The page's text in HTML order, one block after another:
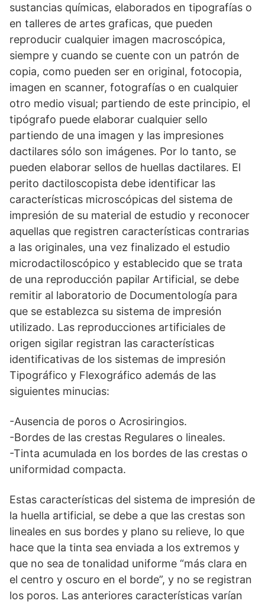
sustancias químicas, elaborados en tipografías o
en talleres de artes graficas, que pueden
reproducir cualquier imagen macroscópica,
siempre y cuando se cuente con un patrón de
copia, como pueden ser en original, fotocopia,
imagen en scanner, fotografías o en cualquier
otro medio visual; partiendo de este principio, el
tipógrafo puede elaborar cualquier sello
partiendo de una imagen y las impresiones
dactilares sólo son imágenes. Por lo tanto, se
pueden elaborar sellos de huellas dactilares. El
perito dactiloscopista debe identificar las
características microscópicas del sistema de
impresión de su material de estudio y reconocer
aquellas que registren características contrarias
a las originales, una vez finalizado el estudio
microdactiloscópico y establecido que se trata
de una reproducción papilar Artificial, se debe
remitir al laboratorio de Documentología para
que se establezca su sistema de impresión
utilizado. Las reproducciones artificiales de
origen sigilar registran las características
identificativas de los sistemas de impresión
Tipográfico y Flexográfico además de las
siguientes minucias:
-Ausencia de poros o Acrosiringios.
-Bordes de las crestas Regulares o lineales.
-Tinta acumulada en los bordes de las crestas o
uniformidad compacta.
Estas características del sistema de impresión de
la huella artificial, se debe a que las crestas son
lineales en sus bordes y plano su relieve, lo que
hace que la tinta sea enviada a los extremos y
que no sea de tonalidad uniforme “más clara en
el centro y oscuro en el borde”, y no se registran
los poros. Las anteriores características varían